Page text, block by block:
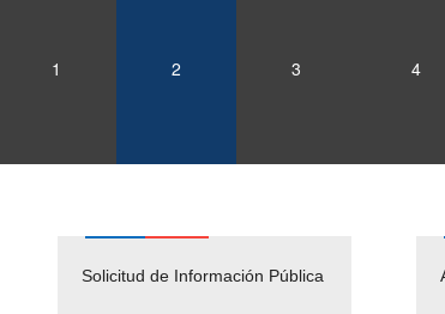
1 2 3 4
Solicitud de Información Pública
Pago Proveedores
Empleos Públicos